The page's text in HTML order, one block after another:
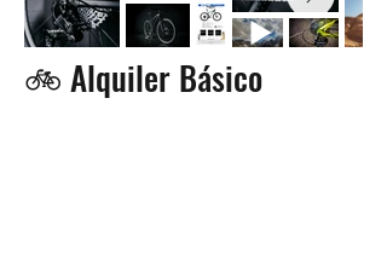
🚲 Alquiler Básico